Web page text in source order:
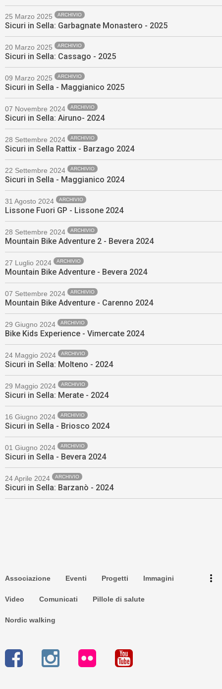
25 Marzo 2025 ARCHIVIO
Sicuri in Sella: Garbagnate Monastero - 2025
20 Marzo 2025 ARCHIVIO
Sicuri in Sella: Cassago - 2025
09 Marzo 2025 ARCHIVIO
Sicuri in Sella - Maggianico 2025
07 Novembre 2024 ARCHIVIO
Sicuri in Sella: Airuno- 2024
28 Settembre 2024 ARCHIVIO
Sicuri in Sella Rattix - Barzago 2024
22 Settembre 2024 ARCHIVIO
Sicuri in Sella - Maggianico 2024
31 Agosto 2024 ARCHIVIO
Lissone Fuori GP - Lissone 2024
28 Settembre 2024 ARCHIVIO
Mountain Bike Adventure 2 - Bevera 2024
27 Luglio 2024 ARCHIVIO
Mountain Bike Adventure - Bevera 2024
07 Settembre 2024 ARCHIVIO
Mountain Bike Adventure - Carenno 2024
29 Giugno 2024 ARCHIVIO
Bike Kids Experience - Vimercate 2024
24 Maggio 2024 ARCHIVIO
Sicuri in Sella: Molteno - 2024
29 Maggio 2024 ARCHIVIO
Sicuri in Sella: Merate - 2024
16 Giugno 2024 ARCHIVIO
Sicuri in Sella - Briosco 2024
01 Giugno 2024 ARCHIVIO
Sicuri in Sella - Bevera 2024
24 Aprile 2024 ARCHIVIO
Sicuri in Sella: Barzanò - 2024
Associazione Eventi Progetti Immagini
Video Comunicati Pillole di salute
Nordic walking
more_vert
Privacy